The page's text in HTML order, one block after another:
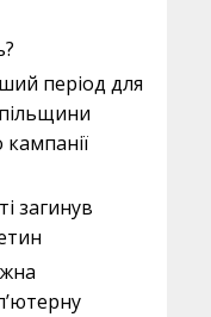
період для
загинув